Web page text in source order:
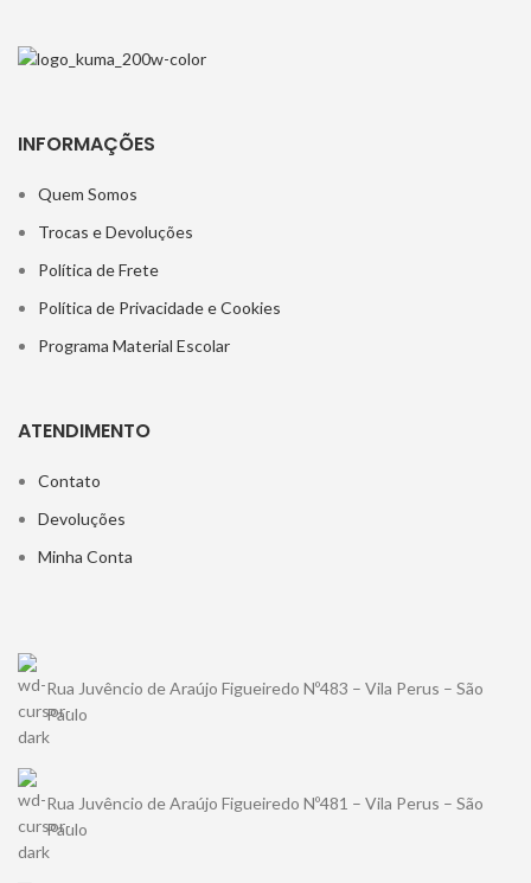
INFORMAÇÕES
Quem Somos
Trocas e Devoluções
Política de Frete
Política de Privacidade e Cookies
Programa Material Escolar
ATENDIMENTO
Contato
Devoluções
Minha Conta
Rua Juvêncio de Araújo Figueiredo Nº483 – Vila Perus – São
Paulo
Rua Juvêncio de Araújo Figueiredo Nº481 – Vila Perus – São
Paulo